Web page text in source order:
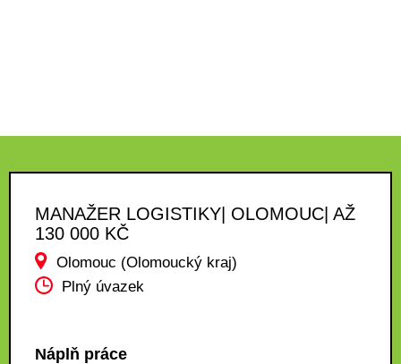
MANAŽER LOGISTIKY| OLOMOUC| AŽ
130 000 KČ
Olomouc (Olomoucký kraj)
Plný úvazek
Náplň práce